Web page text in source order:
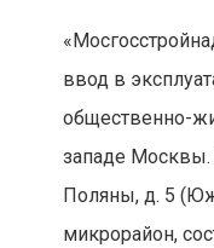
ввод в
общественно-
западе Москвы.
Поляны, д. 5
микрорайон,